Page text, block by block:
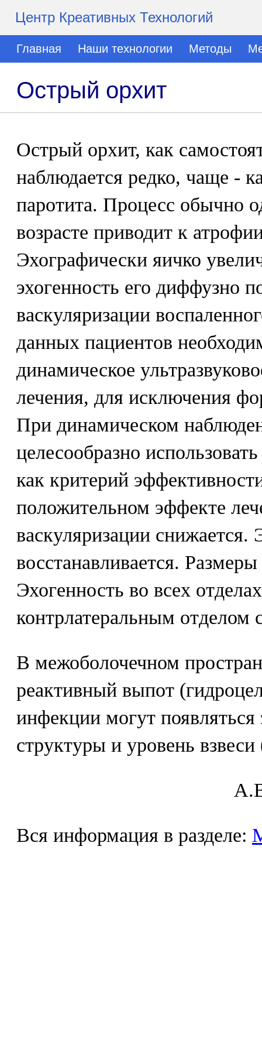
Центр Креативных Технологий
Главная Наши технологии Методы
Острый орхит
Острый орхит, как
наблюдается редко, чаще -
паротита. Процесс обычно
возрасте приводит к
Эхографически яичко
эхогенность его диффузно
васкуляризации
данных пациентов
динамическое
лечения, для исключения
При динамическом
целесообразно
как критерий
положительном эффекте
васкуляризации снижается.
восстанавливается.
Эхогенность во всех
контрлатеральным отделом
В межоболочечном
реактивный выпот
инфекции могут появляться
структуры и уровень
Вся информация в разделе: